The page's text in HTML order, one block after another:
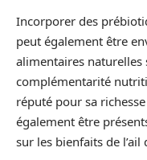
Incorporer des
peut également être
alimentaires
complémentarité
réputé pour sa
également être
sur les bienfaits de l’ail